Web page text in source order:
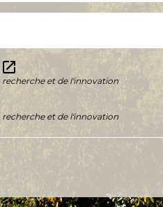
open_in_new
et de l'innovation
et de l'innovation